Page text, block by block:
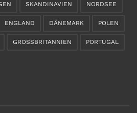
SKANDINAVIEN NORDSEE
ENGLAND DÄNEMARK POLEN
GROSSBRITANNIEN PORTUGAL